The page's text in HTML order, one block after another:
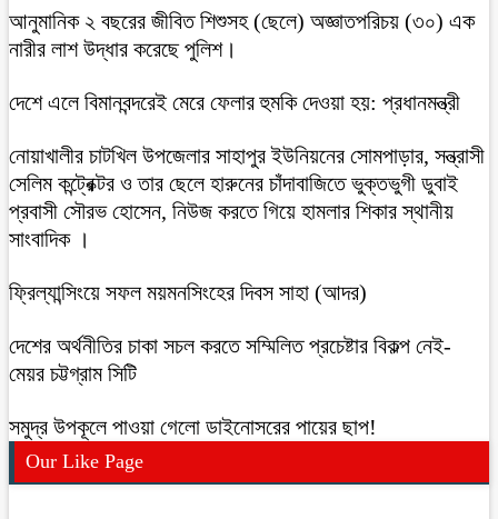
আনুমানিক ২ বছরের জীবিত শিশুসহ (ছেলে) অজ্ঞাতপরিচয় (৩০) এক
নারীর লাশ উদ্ধার করেছে পুলিশ।
দেশে এলে বিমানবন্দরেই মেরে ফেলার হুমকি দেওয়া হয়: প্রধানমন্ত্রী
নোয়াখালীর চাটখিল উপজেলার সাহাপুর ইউনিয়নের সোমপাড়ার, সন্ত্রাসী
সেলিম কন্ট্রেক্টর ও তার ছেলে হারুনের চাঁদাবাজিতে ভুক্তভুগী ডুবাই
প্রবাসী সৌরভ হোসেন, নিউজ করতে গিয়ে হামলার শিকার স্থানীয়
সাংবাদিক ।
ফ্রিল্যান্সিংয়ে সফল ময়মনসিংহের দিবস সাহা (আদর)
দেশের অর্থনীতির চাকা সচল করতে সম্মিলিত প্রচেষ্টার বিকল্প নেই-
মেয়র চট্টগ্রাম সিটি
সমুদ্র উপকূলে পাওয়া গেলো ডাইনোসরের পায়ের ছাপ!
Our Like Page